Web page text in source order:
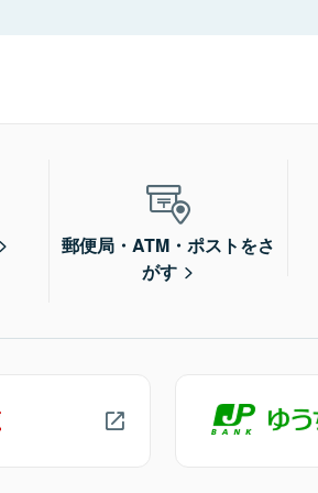
郵便局・ATM・ポストをさ
がす